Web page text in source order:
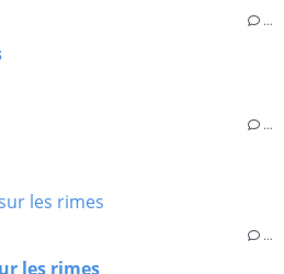
…
…
…
les rimes